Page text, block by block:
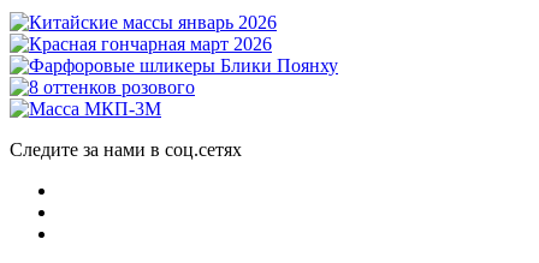
Следите за нами в соц.сетях